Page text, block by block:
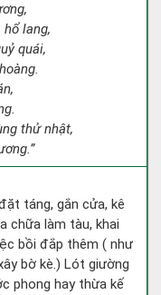
lang,
quái,
thử nhật,
táng, gắn cửa, kê
chữa làm tàu, khai
bồi đắp thêm ( như
bờ kè.) Lót giường
phong hay thừa kế